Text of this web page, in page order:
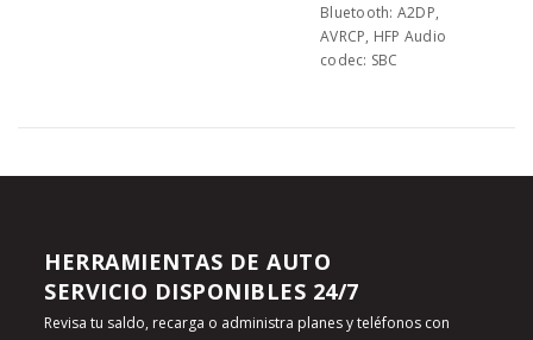
Bluetooth: A2DP,
AVRCP, HFP Audio
codec: SBC
HERRAMIENTAS DE AUTO
SERVICIO DISPONIBLES 24/7
Revisa tu saldo, recarga o administra planes y teléfonos con